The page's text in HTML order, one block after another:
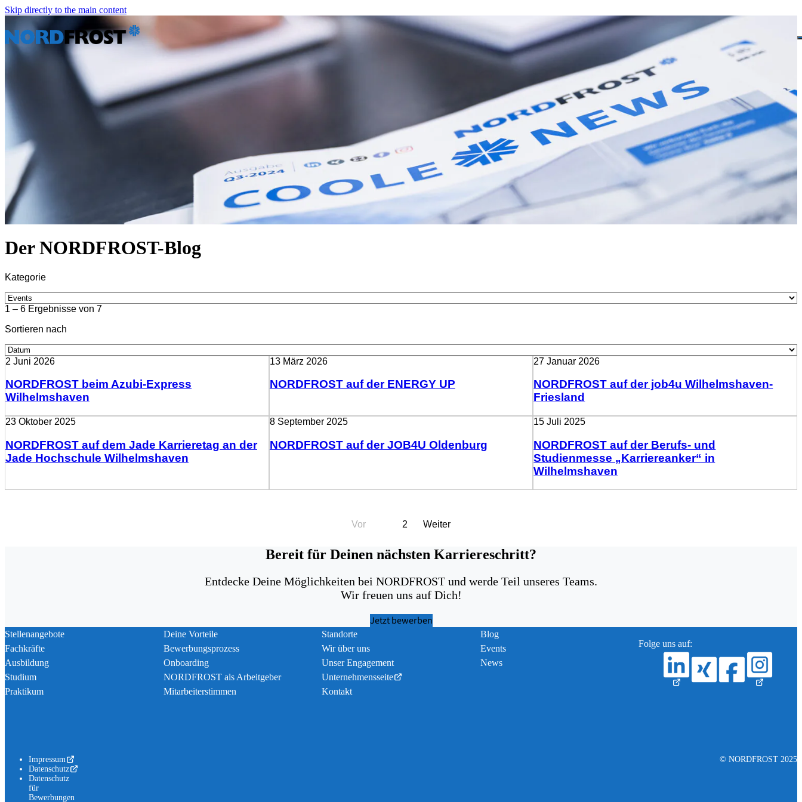
Skip directly to the main content
Der NORDFROST-Blog
Kategorie
1 – 6 Ergebnisse von 7
Sortieren nach
2 Juni 2026
NORDFROST beim Azubi-Express
Wilhelmshaven
13 März 2026
NORDFROST auf der ENERGY UP
27 Januar 2026
NORDFROST auf der job4u Wilhelmshaven-
Friesland
23 Oktober 2025
NORDFROST auf dem Jade Karrieretag an der
Jade Hochschule Wilhelmshaven
8 September 2025
NORDFROST auf der JOB4U Oldenburg
15 Juli 2025
NORDFROST auf der Berufs- und
Studienmesse „Karriereanker“ in
Wilhelmshaven
Vor 2 Weiter
Bereit für Deinen nächsten Karriereschritt?
Entdecke Deine Möglichkeiten bei NORDFROST und werde Teil unseres Teams.
Wir freuen uns auf Dich!
Jetzt bewerben
Stellenangebote
Fachkräfte
Ausbildung
Studium
Praktikum
Deine Vorteile
Bewerbungsprozess
Onboarding
NORDFROST als Arbeitgeber
Mitarbeiterstimmen
Standorte
Wir über uns
Unser Engagement
Unternehmensseite
Kontakt
Blog
Events
News
Folge uns auf:
Impressum
Datenschutz
Datenschutz
für
Bewerbungen
© NORDFROST 2025